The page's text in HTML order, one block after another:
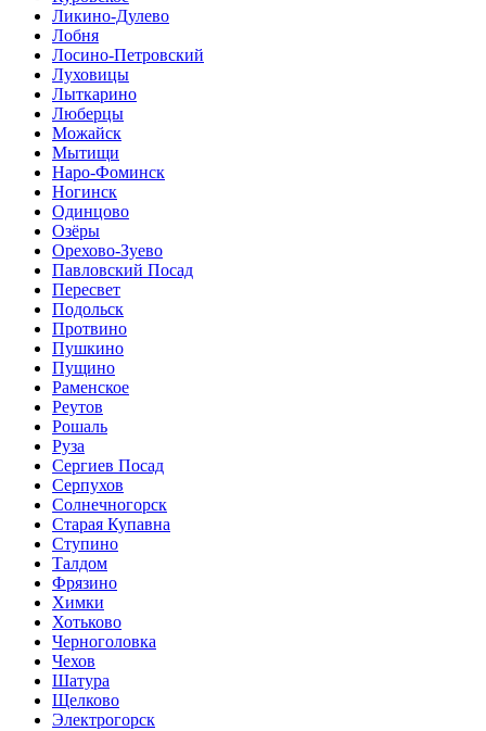
Ликино-Дулево
Лобня
Лосино-Петровский
Луховицы
Лыткарино
Люберцы
Можайск
Мытищи
Наро-Фоминск
Ногинск
Одинцово
Озёры
Орехово-Зуево
Павловский Посад
Пересвет
Подольск
Протвино
Пушкино
Пущино
Раменское
Реутов
Рошаль
Руза
Сергиев Посад
Серпухов
Солнечногорск
Старая Купавна
Ступино
Талдом
Фрязино
Химки
Хотьково
Черноголовка
Чехов
Шатура
Щелково
Электрогорск